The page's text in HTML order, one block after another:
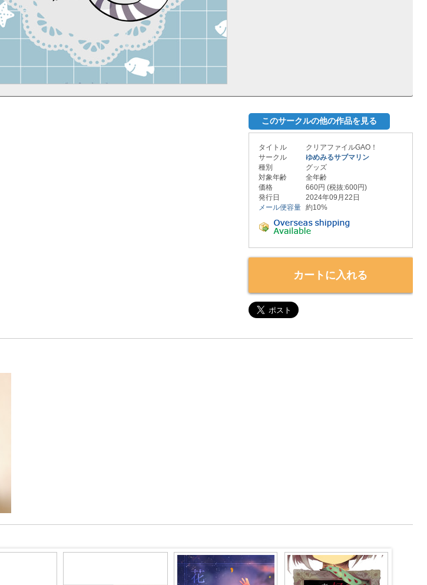
このサークルの他の作品を見る
タイトル
クリアファイルGAO！
サークル
ゆめみるサブマリン
種別
グッズ
対象年齢
全年齢
価格
660円 (税抜:600円)
発行日
2024年09月22日
メール便容量 約10%
カートに入れる